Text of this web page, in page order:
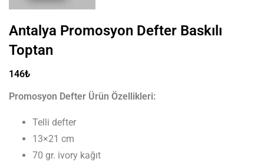
Antalya Promosyon Defter Baskılı
Toptan
146₺
Promosyon Defter Ürün Özellikleri:
Telli defter
13×21 cm
70 gr. ivory kağıt